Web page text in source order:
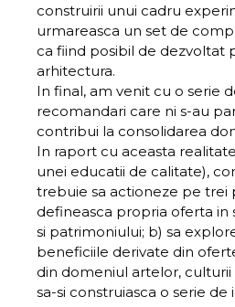
construirii unui cadru
urmareasca un set de
ca fiind posibil de dezvoltat
arhitectura.
In final, am venit cu o serie
recomandari care ni s-au
contribui la consolidarea
In raport cu aceasta
unei educatii de calitate),
trebuie sa actioneze pe trei
defineasca propria oferta in
si patrimoniului; b) sa
beneficiile derivate din
din domeniul artelor, culturii
sa-si construiasca o serie de